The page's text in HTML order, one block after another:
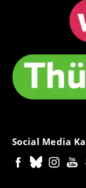
Social Media